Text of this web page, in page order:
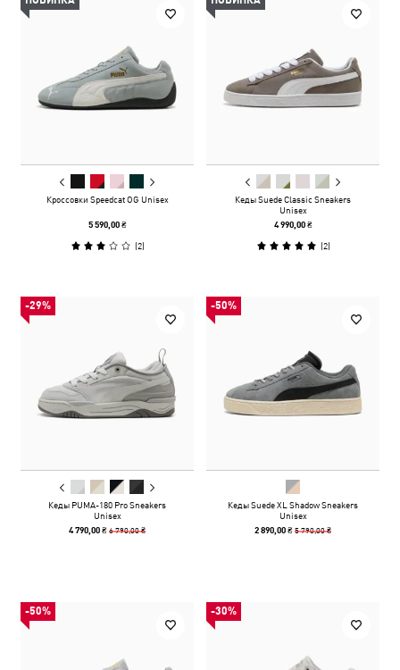
Кроссовки Speedcat OG Unisex
5 590,00 ₴
(2)
Кеды Suede Classic Sneakers
Unisex
4 990,00 ₴
(2)
-29%
Кеды PUMA-180 Pro Sneakers
Unisex
4 790,00 ₴6 790,00 ₴
-50%
Кеды Suede XL Shadow Sneakers
Unisex
2 890,00 ₴5 790,00 ₴
-50% -30%